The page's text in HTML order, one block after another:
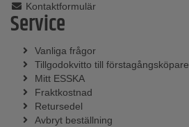
Kontaktformulär
Service
Vanliga frågor
Tillgodokvitto till förstagångsköpare
Mitt ESSKA
Fraktkostnad
Retursedel
Avbryt beställning